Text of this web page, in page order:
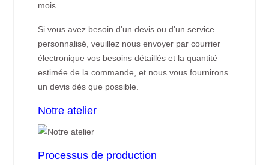
mois.
Si vous avez besoin d'un devis ou d'un service
personnalisé, veuillez nous envoyer par courrier
électronique vos besoins détaillés et la quantité
estimée de la commande, et nous vous fournirons
un devis dès que possible.
Notre atelier
Processus de production